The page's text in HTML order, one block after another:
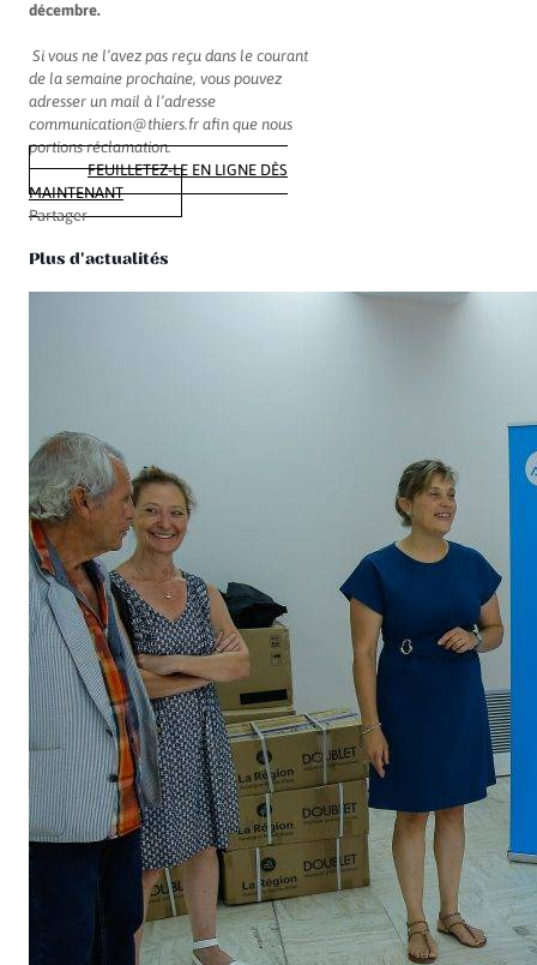
décembre.
Si vous ne l’avez pas reçu dans le courant
de la semaine prochaine, vous pouvez
adresser un mail à l’adresse
communication@thiers.fr afin que nous
portions réclamation.
FEUILLETEZ-LE EN LIGNE DÈS
MAINTENANT
Partager
Plus d'actualités